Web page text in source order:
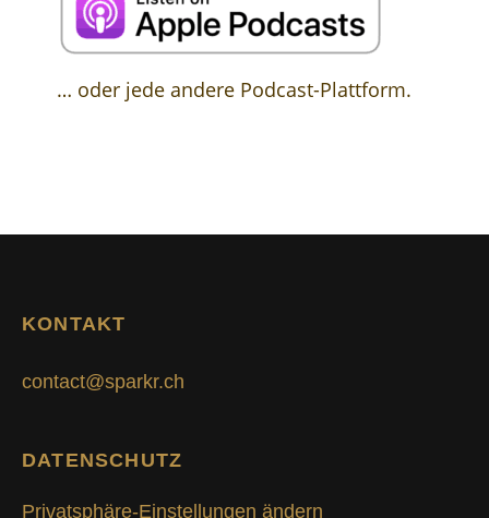
… oder jede andere Podcast-Plattform.
KONTAKT
contact@sparkr.ch
DATENSCHUTZ
Privatsphäre-Einstellungen ändern